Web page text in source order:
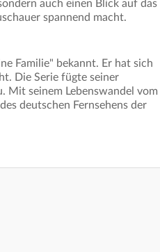
auch einen Blick auf das
spannend macht.
Familie" bekannt. Er hat sich
Die Serie fügte seiner
Mit seinem Lebenswandel vom
deutschen Fernsehens der